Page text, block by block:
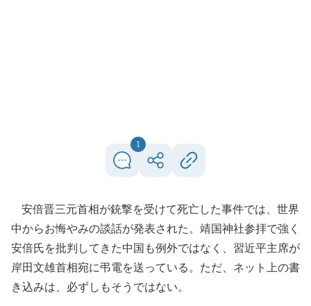
1
安倍晋三元首相が銃撃を受けて死亡した事件では、世界
中からお悔やみの談話が発表された。靖国神社参拝で強く
安倍氏を批判してきた中国も例外ではなく、習近平主席が
岸田文雄首相宛に弔電を送っている。ただ、ネット上の書
き込みは、必ずしもそうではない。